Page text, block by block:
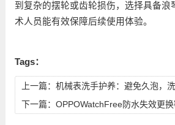
到复杂的摆轮或齿轮损伤，选择具备浪
术人员能有效保障后续使用体验。
Tags：
上一篇： 机械表洗手护养：避免久泡，
下一篇： OPPOWatchFree防水失效更